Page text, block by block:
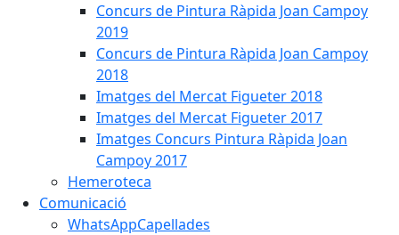
Concurs de Pintura Ràpida Joan Campoy
2019
Concurs de Pintura Ràpida Joan Campoy
2018
Imatges del Mercat Figueter 2018
Imatges del Mercat Figueter 2017
Imatges Concurs Pintura Ràpida Joan
Campoy 2017
Hemeroteca
Comunicació
WhatsAppCapellades